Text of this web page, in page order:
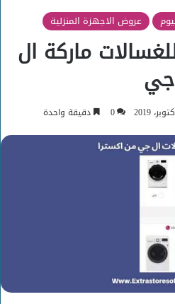
عروض الاجهزة المنزلية
ماركة ال
جي
0 دقيقة واحدة